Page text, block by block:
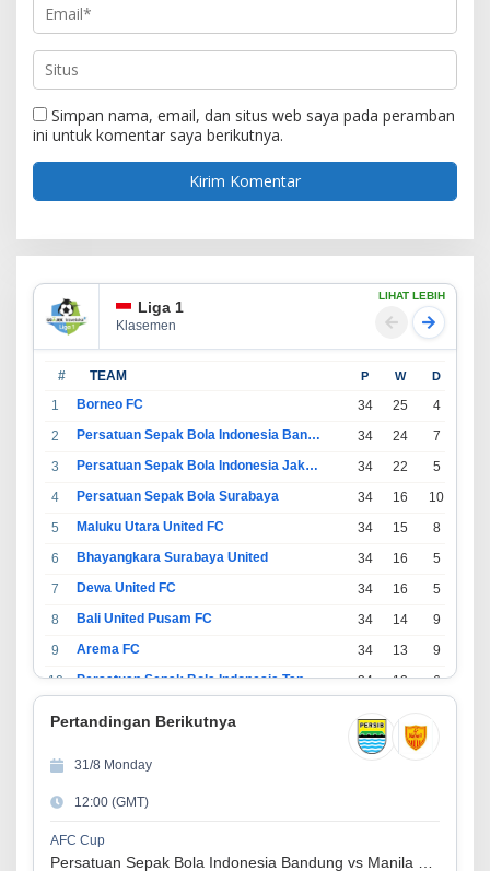
Simpan nama, email, dan situs web saya pada peramban
ini untuk komentar saya berikutnya.
Liga 1
Klasemen
LIHAT LEBIH
# TEAM P W D
1 Borneo FC 34 25 4
2
Persatuan Sepak Bola Indonesia Bandung 34 24 7
3
Persatuan Sepak Bola Indonesia Jakarta 34 22 5
4
Persatuan Sepak Bola Surabaya 34 16 10
5
Maluku Utara United FC 34 15 8
6
Bhayangkara Surabaya United 34 16 5
7
Dewa United FC 34 16 5
8
Bali United Pusam FC 34 14 9
9
Arema FC 34 13 9
10
Persatuan Sepak Bola Indonesia Tangerang 34 13 6
34 11
13
14
Madura United FC
15
Persatuan Sepakbola Makassar
16
Persis Solo 34 8 10
Pertandingan Berikutnya
31/8 Monday
12:00 (GMT)
AFC Cup
Persatuan Sepak Bola Indonesia Bandung vs Manila Digger FC